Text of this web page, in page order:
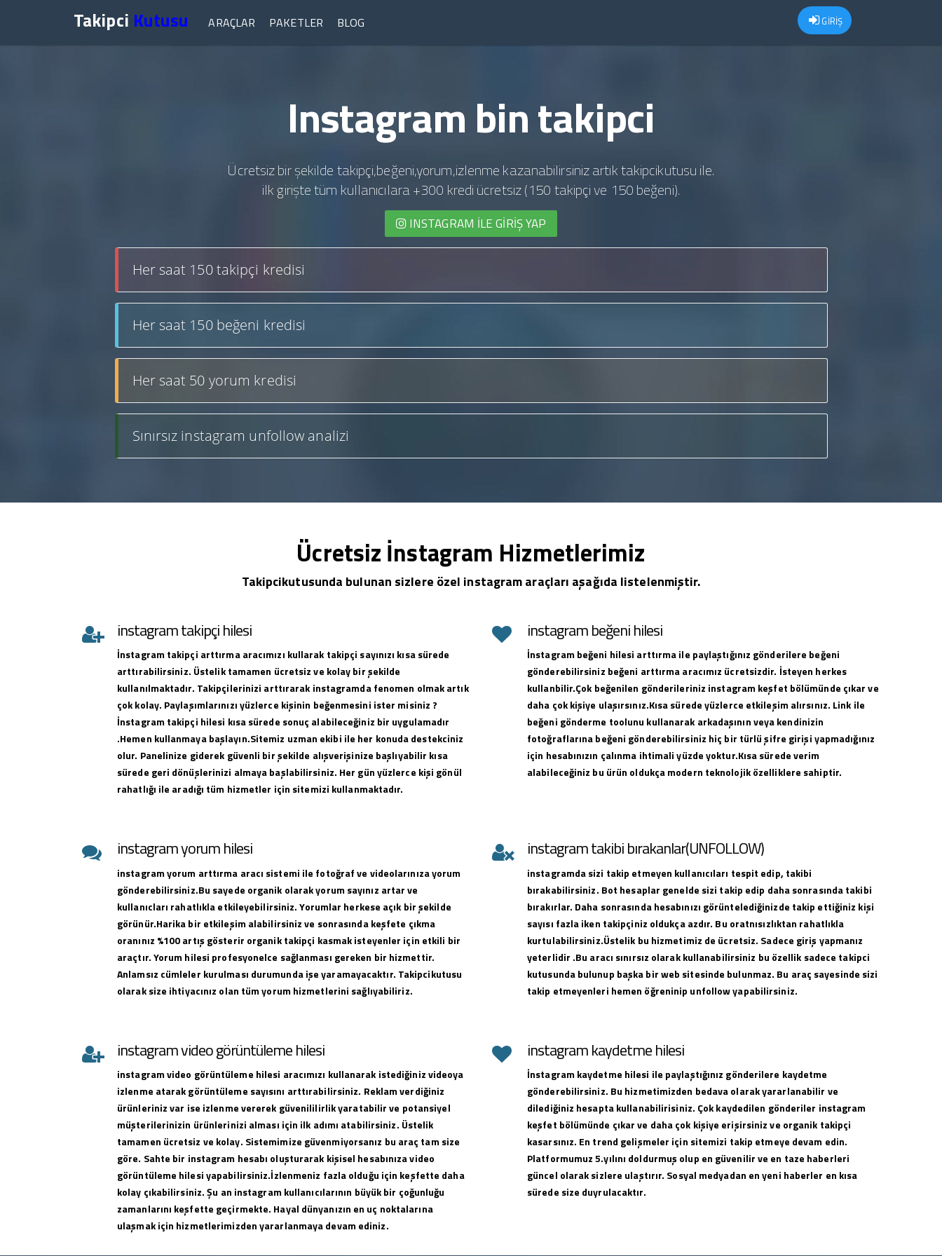
Takipci Kutusu GİRİŞ
ARAÇLAR PAKETLER BLOG
Instagram bin takipci
Ücretsiz bir şekilde takipçi,beğeni,yorum,izlenme kazanabilirsiniz artık takipcikutusu ile.
ilk girişte tüm kullanıcılara +300 kredi ücretsiz (150 takipçi ve 150 beğeni).
INSTAGRAM İLE GIRIŞ YAP
Her saat 150 takipçi kredisi
Her saat 150 beğeni kredisi
Her saat 50 yorum kredisi
Sınırsız instagram unfollow analizi
Ücretsiz İnstagram Hizmetlerimiz
Takipcikutusunda bulunan sizlere özel instagram araçları aşağıda listelenmiştir.
instagram takipçi hilesi
İnstagram takipçi arttırma aracımızı kullarak takipçi sayınızı kısa sürede
arttırabilirsiniz. Üstelik tamamen ücretsiz ve kolay bir şekilde
kullanılmaktadır. Takipçilerinizi arttırarak instagramda fenomen olmak artık
çok kolay. Paylaşımlarınızı yüzlerce kişinin beğenmesini ister misiniz ?
İnstagram takipçi hilesi kısa sürede sonuç alabileceğiniz bir uygulamadır
.Hemen kullanmaya başlayın.Sitemiz uzman ekibi ile her konuda destekciniz
olur. Panelinize giderek güvenli bir şekilde alışverişinize başlıyabilir kısa
sürede geri dönüşlerinizi almaya başlabilirsiniz. Her gün yüzlerce kişi gönül
rahatlığı ile aradığı tüm hizmetler için sitemizi kullanmaktadır.
instagram beğeni hilesi
İnstagram beğeni hilesi arttırma ile paylaştığınız gönderilere beğeni
gönderebilirsiniz beğeni arttırma aracımız ücretsizdir. İsteyen herkes
kullanbilir.Çok beğenilen gönderileriniz instagram keşfet bölümünde çıkar ve
daha çok kişiye ulaşırsınız.Kısa sürede yüzlerce etkileşim alırsınız. Link ile
beğeni gönderme toolunu kullanarak arkadaşının veya kendinizin
fotoğraflarına beğeni gönderebilirsiniz hiç bir türlü şifre girişi yapmadığınız
için hesabınızın çalınma ihtimali yüzde yoktur.Kısa sürede verim
alabileceğiniz bu ürün oldukça modern teknolojik özelliklere sahiptir.
instagram yorum hilesi
instagram yorum arttırma aracı sistemi ile fotoğraf ve videolarınıza yorum
gönderebilirsiniz.Bu sayede organik olarak yorum sayınız artar ve
kullanıcları rahatlıkla etkileyebilirsiniz. Yorumlar herkese açık bir şekilde
görünür.Harika bir etkileşim alabilirsiniz ve sonrasında keşfete çıkma
oranınız %100 artış gösterir organik takipçi kasmak isteyenler için etkili bir
araçtır. Yorum hilesi profesyonelce sağlanması gereken bir hizmettir.
Anlamsız cümleler kurulması durumunda işe yaramayacaktır. Takipcikutusu
olarak size ihtiyacınız olan tüm yorum hizmetlerini sağlıyabiliriz.
instagram takibi bırakanlar(UNFOLLOW)
instagramda sizi takip etmeyen kullanıcıları tespit edip, takibi
bırakabilirsiniz. Bot hesaplar genelde sizi takip edip daha sonrasında takibi
bırakırlar. Daha sonrasında hesabınızı görüntelediğinizde takip ettiğiniz kişi
sayısı fazla iken takipçiniz oldukça azdır. Bu oratnısızlıktan rahatlıkla
kurtulabilirsiniz.Üstelik bu hizmetimiz de ücretsiz. Sadece giriş yapmanız
yeterlidir .Bu aracı sınırsız olarak kullanabilirsiniz bu özellik sadece takipci
kutusunda bulunup başka bir web sitesinde bulunmaz. Bu araç sayesinde sizi
takip etmeyenleri hemen öğreninip unfollow yapabilirsiniz.
instagram video görüntüleme hilesi
instagramvideo görüntüleme hilesi aracımızı kullanarak istediğiniz videoya
izlenme atarak görüntüleme sayısını arttırabilirsiniz. Reklam verdiğiniz
ürünleriniz var ise izlenme vererek güvenililirlik yaratabilir ve potansiyel
müşterilerinizin ürünlerinizi alması için ilk adımı atabilirsiniz. Üstelik
tamamen ücretsiz ve kolay. Sistemimize güvenmiyorsanız bu araç tam size
göre. Sahte bir instagram hesabı oluşturarak kişisel hesabınıza video
görüntüleme hilesi yapabilirsiniz.İzlenmeniz fazla olduğu için keşfette daha
kolay çıkabilirsiniz. Şu an instagram kullanıcılarının büyük bir çoğunluğu
zamanlarını keşfette geçirmekte. Hayal dünyanızın en uç noktalarına
ulaşmak için hizmetlerimizden yararlanmaya devam ediniz.
instagram kaydetme hilesi
İnstagram kaydetme hilesi ile paylaştığınız gönderilere kaydetme
gönderebilirsiniz. Bu hizmetimizden bedava olarak yararlanabilir ve
dilediğiniz hesapta kullanabilirisiniz. Çok kaydedilen gönderiler instagram
keşfet bölümünde çıkar ve daha çok kişiye erişirsiniz ve organik takipçi
kasarsınız. En trend gelişmeler için sitemizi takip etmeye devam edin.
Platformumuz 5.yılını doldurmuş olup en güvenilir ve en taze haberleri
güncel olarak sizlere ulaştırır. Sosyal medyadan en yeni haberler en kısa
sürede size duyrulacaktır.